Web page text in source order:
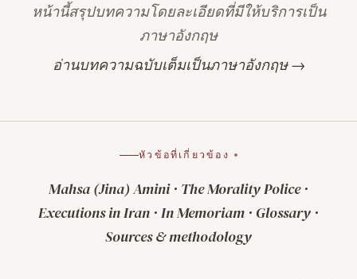
หน้านี้สรุปบทความโดยละเอียดที่มีให้บริการเป็น
ภาษาอังกฤษ
อ่านบทความฉบับเต็มเป็นภาษาอังกฤษ →
หัวข้อที่เกี่ยวข้อง
Mahsa (Jina) Amini· The Morality Police·
Executions in Iran · In Memoriam · Glossary ·
Sources & methodology